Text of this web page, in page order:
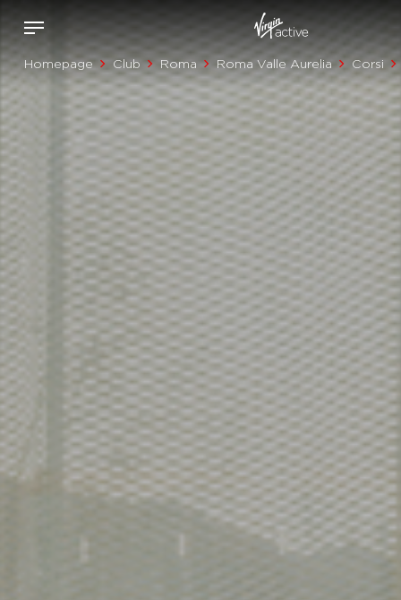
Homepage Club Roma Roma Valle Aurelia Corsi